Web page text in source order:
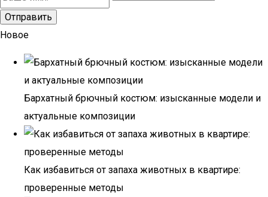
Новое
Бархатный брючный костюм: изысканные модели и
актуальные композиции
Как избавиться от запаха животных в квартире:
проверенные методы